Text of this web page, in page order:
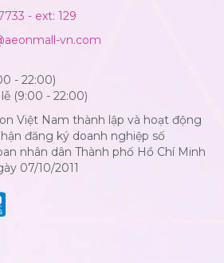
- ext: 129
vn.com
- 22:00)
(9:00 - 22:00)
Việt Nam thành lập và hoạt động
đăng ký doanh nghiệp số
nhân dân Thành phố Hồ Chí Minh
07/10/2011